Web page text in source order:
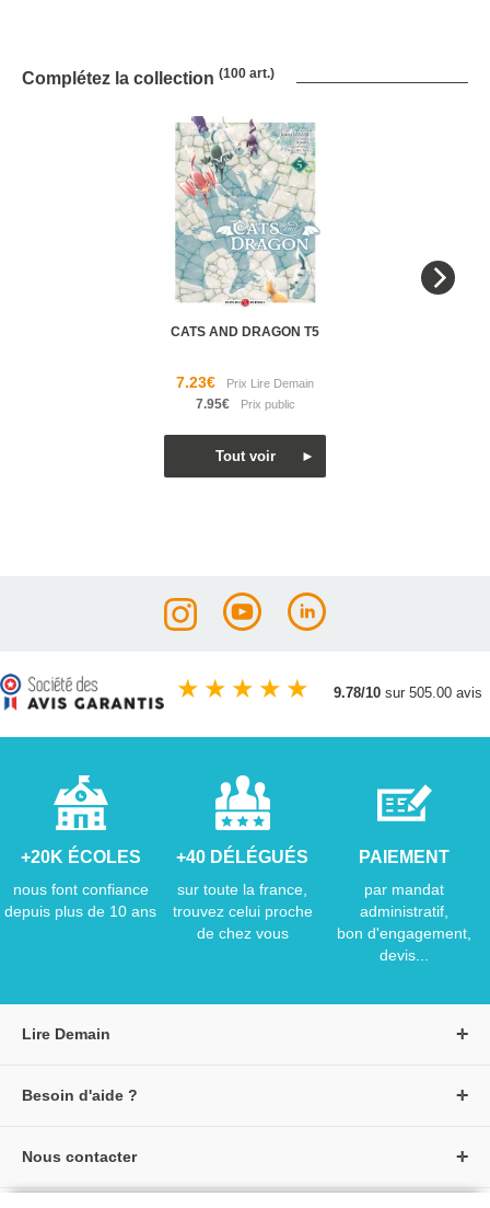
Complétez la collection (100 art.)
CATS AND DRAGON T5
7.23€
7.95€
★ ★ ★ ★ ★ 9.78/10 sur 505.00 avis
+20K ÉCOLES
nous font confiance
depuis plus de 10 ans
+40 DÉLÉGUÉS
sur toute la france,
trouvez celui proche
de chez vous
PAIEMENT
par mandat
administratif,
bon d'engagement,
devis...
Lire Demain
Créer un compte
Besoin d'aide ?
Nous contacter
Formulaire de contact